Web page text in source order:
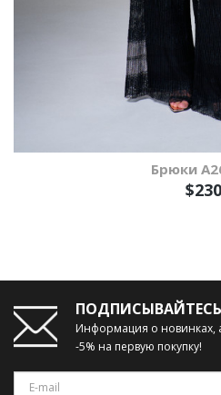
Брюки
$230
ПОДПИСЫВАЙТЕСЬ
Информация о новинках,
-5% на первую покупку!